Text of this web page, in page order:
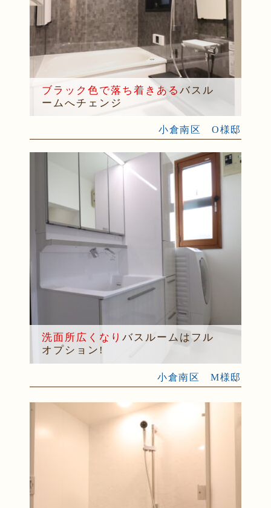
ブラック色で落ち着きある バスル
ームへチェンジ
小倉南区 O様邸
洗面所広くなり バスルームはフル
オプション!
小倉南区 M様邸